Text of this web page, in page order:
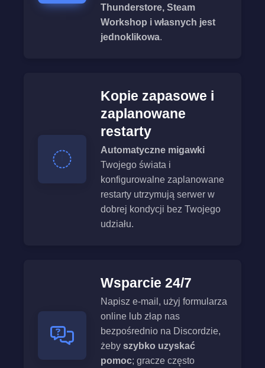
Thunderstore, Steam
Workshop i własnych jest
jednoklikowa.
Kopie zapasowe i
zaplanowane
restarty
Automatyczne migawki
Twojego świata i
konfigurowalne zaplanowane
restarty utrzymują serwer w
dobrej kondycji bez Twojego
udziału.
Wsparcie 24/7
Napisz e-mail, użyj formularza
online lub złap nas
bezpośrednio na Discordzie,
żeby szybko uzyskać
pomoc; gracze często